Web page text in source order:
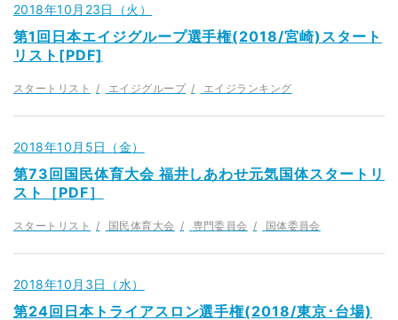
2018年10月23日（火）
第1回日本エイジグループ選手権(2018/宮崎)スタート
リスト[PDF]
スタートリスト エイジグループ エイジランキング
2018年10月5日（金）
第73回国民体育大会 福井しあわせ元気国体スタートリ
スト［PDF］
スタートリスト 国民体育大会 専門委員会 国体委員会
2018年10月3日（水）
第24回日本トライアスロン選手権(2018/東京･台場)